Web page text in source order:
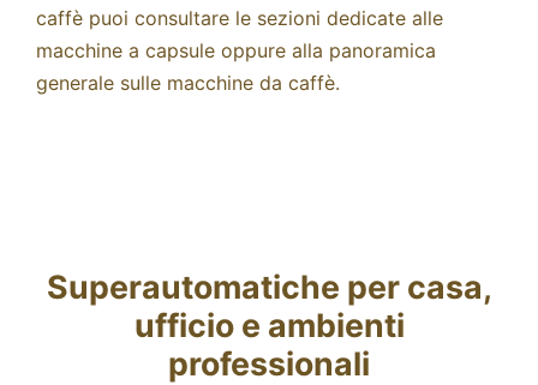
caffè puoi consultare le sezioni dedicate alle
macchine a capsuleoppure alla panoramica
generale sulle macchine da caffè.
Superautomatiche per casa,
ufficio e ambienti
professionali